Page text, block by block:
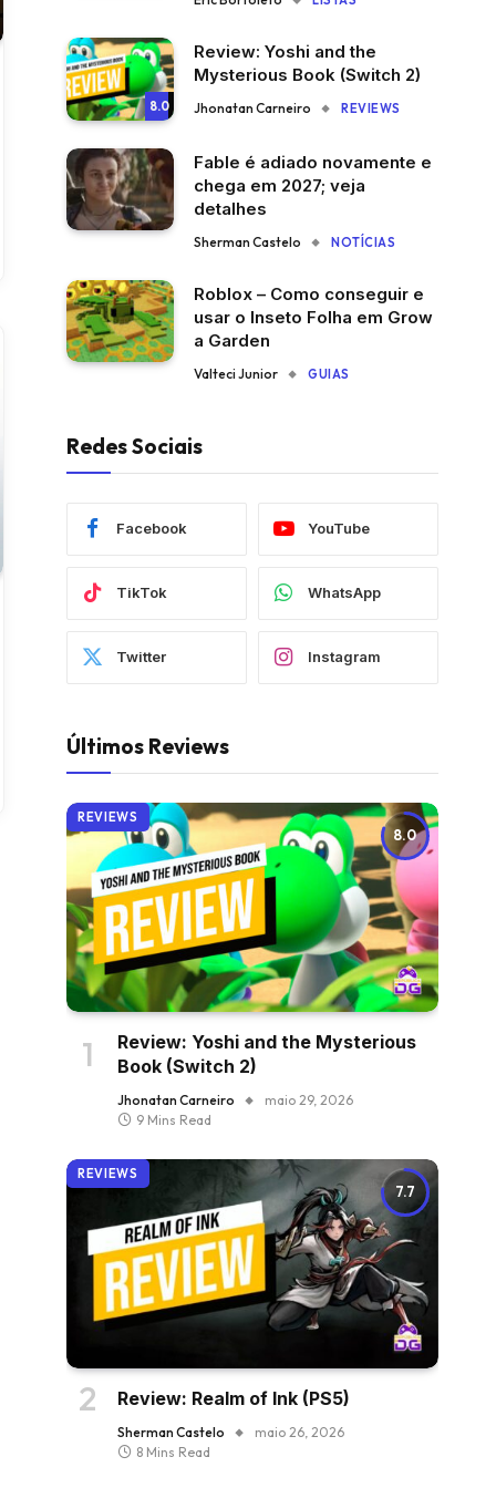
8.0
Review: Yoshi and the
Mysterious Book (Switch 2)
Jhonatan Carneiro REVIEWS
Fable é adiado novamente e
chega em 2027; veja
detalhes
Sherman Castelo NOTÍCIAS
Roblox – Como conseguir e
usar o Inseto Folha em Grow
a Garden
Valteci Junior GUIAS
Redes Sociais
Facebook YouTube
TikTok WhatsApp
Twitter Instagram
Últimos Reviews
8.0
REVIEWS
Review: Yoshi and the Mysterious
Book (Switch 2)
Jhonatan Carneiro
maio 29, 2026
9 Mins Read
7.7
REVIEWS
Review: Realm of Ink (PS5)
Sherman Castelo
maio 26, 2026
8 Mins Read